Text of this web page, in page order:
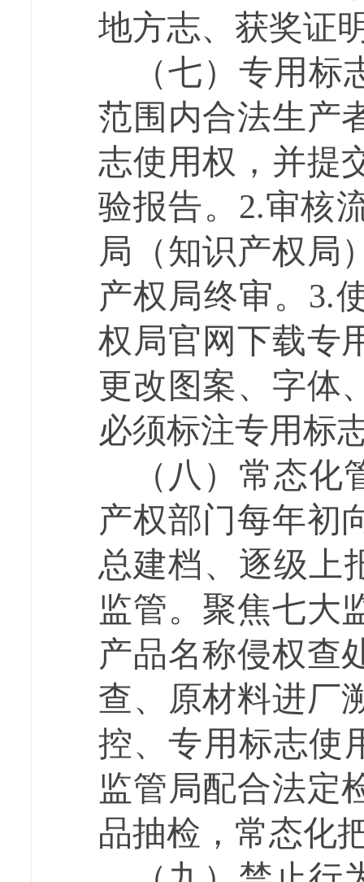
地方志、获奖证
（七）专用
范围内合法生产
志使用权，并提
验报告。 2.审核
局（知识产权局
产权局终审。 3.
权局官网下载专
更改图案、字体
必须标注专用
（八）常态化
产权部门每年初
总建档、逐级上
监管。聚焦七大
产品名称侵权查
查、原材料进厂
控、专用标志使
监管局配合法定
品抽检，常态